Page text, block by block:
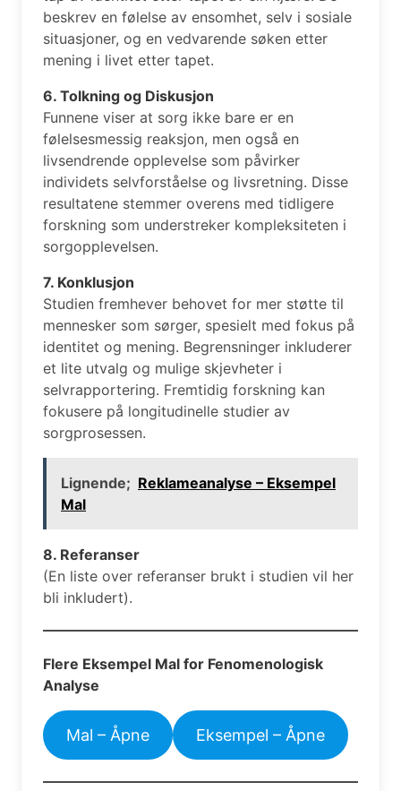
beskrev en følelse av ensomhet, selv i sosiale
situasjoner, og en vedvarende søken etter
mening i livet etter tapet.
6. Tolkning og Diskusjon
Funnene viser at sorg ikke bare er en
følelsesmessig reaksjon, men også en
livsendrende opplevelse som påvirker
individets selvforståelse og livsretning. Disse
resultatene stemmer overens med tidligere
forskning som understreker kompleksiteten i
sorgopplevelsen.
7. Konklusjon
Studien fremhever behovet for mer støtte til
mennesker som sørger, spesielt med fokus på
identitet og mening. Begrensninger inkluderer
et lite utvalg og mulige skjevheter i
selvrapportering. Fremtidig forskning kan
fokusere på longitudinelle studier av
sorgprosessen.
Lignende; Reklameanalyse – Eksempel
Mal
8. Referanser
(En liste over referanser brukt i studien vil her
bli inkludert).
Flere Eksempel Mal for Fenomenologisk
Analyse
Mal – Åpne Eksempel – Åpne